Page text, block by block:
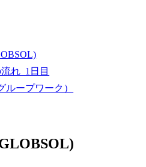
れ 1日目
ループワーク）